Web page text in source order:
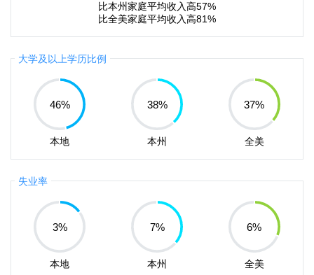
比本州家庭平均收入高57%
比全美家庭平均收入高81%
大学及以上学历比例
46%
本地
38%
本州
37%
全美
失业率
3%
本地
7%
本州
6%
全美